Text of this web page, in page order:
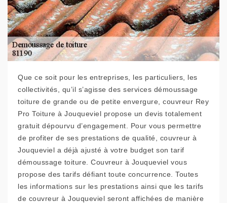
Que ce soit pour les entreprises, les particuliers, les
collectivités, qu’il s’agisse des services démoussage
toiture de grande ou de petite envergure, couvreur Rey
Pro Toiture à Jouqueviel propose un devis totalement
gratuit dépourvu d’engagement. Pour vous permettre
de profiter de ses prestations de qualité, couvreur à
Jouqueviel a déjà ajusté à votre budget son tarif
démoussage toiture. Couvreur à Jouqueviel vous
propose des tarifs défiant toute concurrence. Toutes
les informations sur les prestations ainsi que les tarifs
de couvreur à Jouqueviel seront affichées de manière